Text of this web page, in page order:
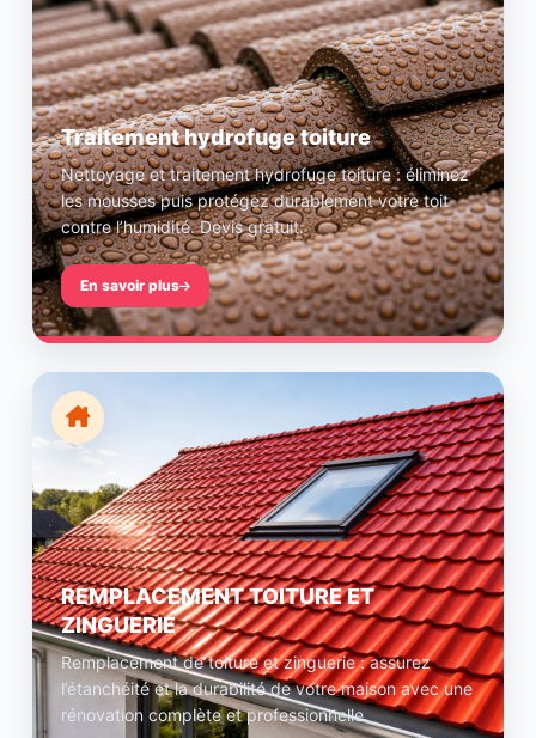
Traitement hydrofuge toiture
Nettoyage et traitement hydrofuge toiture : éliminez
les mousses puis protégez durablement votre toit
contre l’humidité. Devis gratuit.
En savoir plus
REMPLACEMENT TOITURE ET
ZINGUERIE
Remplacement de toiture et zinguerie : assurez
l’étanchéité et la durabilité de votre maison avec une
rénovation complète et professionnelle.